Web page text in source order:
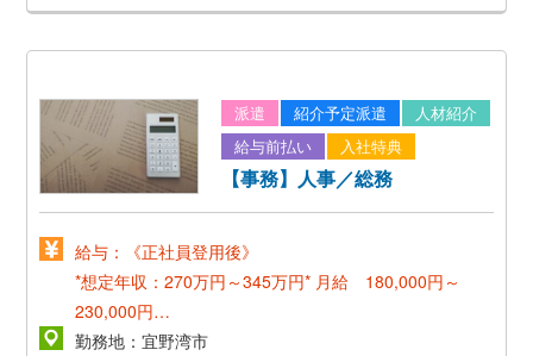
派遣 紹介予定派遣
人材紹介
給与前払い
入社特典
【事務】人事／総務
給与：《正社員登用後》
*想定年収：270万円～345万円* 月給 180,000円～
230,000円
勤務地：宜野湾市